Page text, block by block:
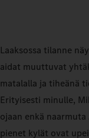
Laaksossa tilanne
aidat muuttuvat
matalalla ja tiheänä
Erityisesti minulle,
ojaan enkä
pienet kylät ovat